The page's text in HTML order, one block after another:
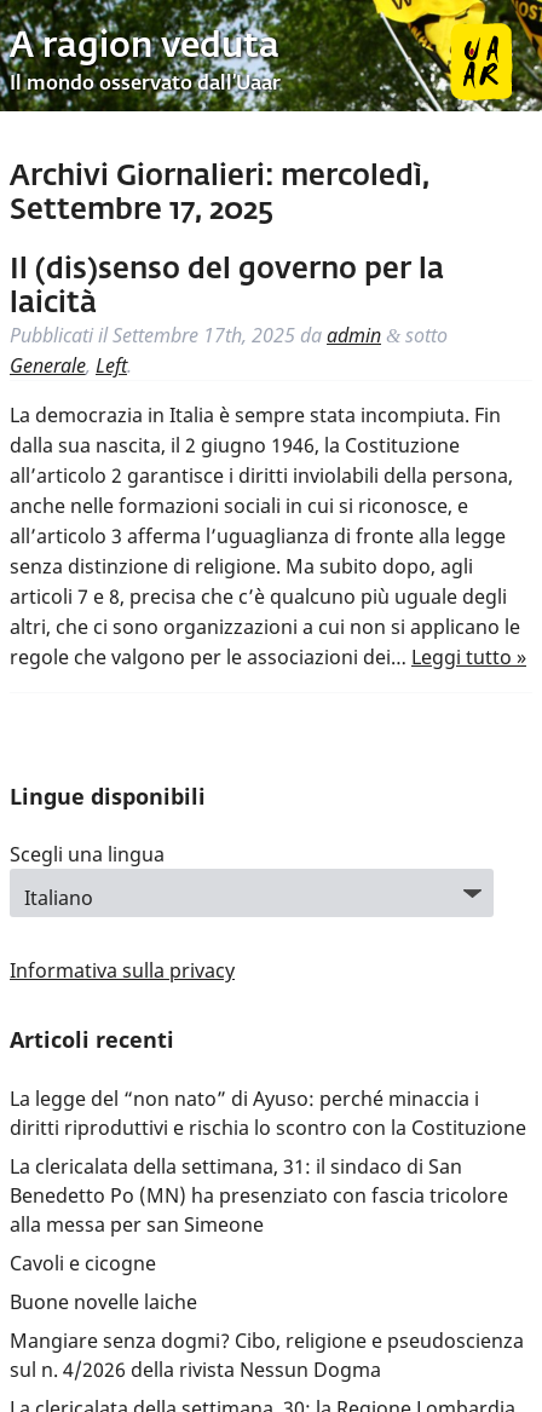
A ragion veduta
Il mondo osservato dall’Uaar
Archivi Giornalieri: mercoledì,
Settembre 17, 2025
Il (dis)senso del governo per la
laicità
Pubblicati ilSettembre 17th, 2025 daadmin & sotto
Generale, Left.
La democrazia in Italia è sempre stata incompiuta. Fin
dalla sua nascita, il 2 giugno 1946, la Costituzione
all’articolo 2 garantisce i diritti inviolabili della persona,
anche nelle formazioni sociali in cui si riconosce, e
all’articolo 3 afferma l’uguaglianza di fronte alla legge
senza distinzione di religione. Ma subito dopo, agli
articoli 7 e 8, precisa che c’è qualcuno più uguale degli
altri, che ci sono organizzazioni a cui non si applicano le
regole che valgono per le associazioni dei… Leggi tutto »
Lingue disponibili
Scegli una lingua
Informativa sulla privacy
Articoli recenti
La legge del “non nato” di Ayuso: perché minaccia i
diritti riproduttivi e rischia lo scontro con la Costituzione
La clericalata della settimana, 31: il sindaco di San
Benedetto Po (MN) ha presenziato con fascia tricolore
alla messa per san Simeone
Cavoli e cicogne
Buone novelle laiche
Mangiare senza dogmi? Cibo, religione e pseudoscienza
sul n. 4/2026 della rivista Nessun Dogma